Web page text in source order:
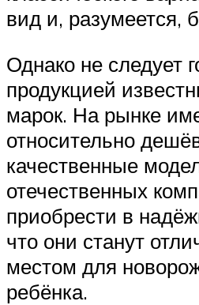
вид и, разумеется,
Однако не следует
продукцией
марок. На рынке
относительно
качественные
отечественных
приобрести в
что они станут
местом для
ребёнка.